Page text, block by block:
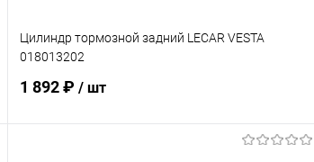
Цилиндр тормозной задний LECAR VESTA
018013202
1 892 ₽ / шт